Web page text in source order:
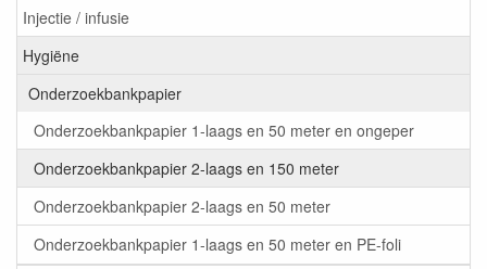
Injectie / infusie
Hygiëne
Onderzoekbankpapier
Onderzoekbankpapier 1-laags en 50 meter en ongeper
Onderzoekbankpapier 2-laags en 150 meter
Onderzoekbankpapier 2-laags en 50 meter
Onderzoekbankpapier 1-laags en 50 meter en PE-foli